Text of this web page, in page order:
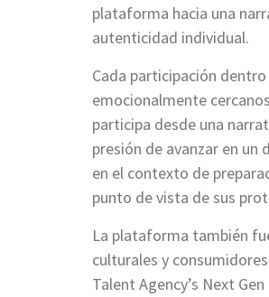
plataforma hacia una
autenticidad individual.
Cada participación
emocionalmente
participa desde una
presión de avanzar en
en el contexto de
punto de vista de sus
La plataforma también
culturales y
Talent Agency’s Next